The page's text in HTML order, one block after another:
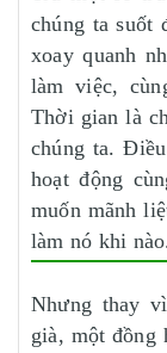
chúng ta suốt
xoay quanh
làm việc,
Thời gian là
chúng ta.
hoạt động
muốn mãnh
làm nó khi
Nhưng thay
già, một đồng